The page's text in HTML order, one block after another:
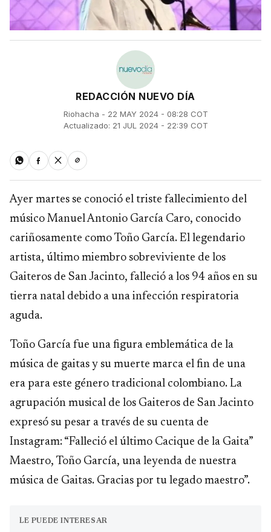
REDACCIÓN NUEVO DÍA
Riohacha - 22 MAY 2024 - 08:28 COT
Actualizado: 21 JUL 2024 - 22:39 COT
Ayer martes se conoció el triste fallecimiento del
músico Manuel Antonio García Caro, conocido
cariñosamente como Toño García. El legendario
artista, último miembro sobreviviente de los
Gaiteros de San Jacinto, falleció a los 94 años en su
tierra natal debido a una infección respiratoria
aguda.
Toño García fue una figura emblemática de la
música de gaitas y su muerte marca el fin de una
era para este género tradicional colombiano. La
agrupación musical de los Gaiteros de San Jacinto
expresó su pesar a través de su cuenta de
Instagram: “Falleció el último Cacique de la Gaita”
Maestro, Toño García, una leyenda de nuestra
música de Gaitas. Gracias por tu legado maestro”.
LE PUEDE INTERESAR